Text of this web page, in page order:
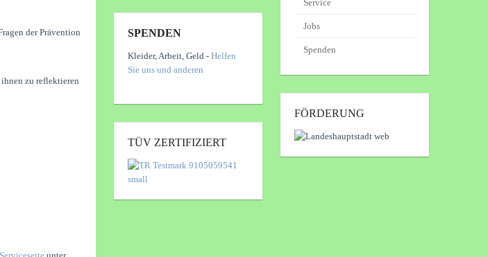
der Prävention
zu reflektieren
Serviceseiteunter
Service
Jobs
Spenden
SPENDEN
Kleider, Arbeit, Geld - Helfen
Sie uns und anderen
FÖRDERUNG
TÜV ZERTIFIZIERT